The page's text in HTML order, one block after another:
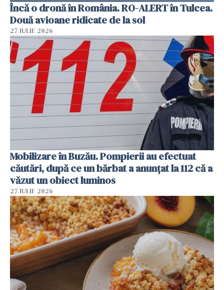
Încă o dronă în România. RO-ALERT în Tulcea.
Două avioane ridicate de la sol
27 IULIE 2026
Mobilizare în Buzău. Pompierii au efectuat
căutări, după ce un bărbat a anunțat la 112 că a
văzut un obiect luminos
27 IULIE 2026